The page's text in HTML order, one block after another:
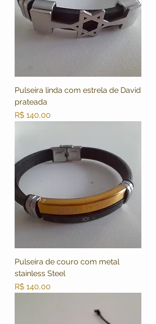
Pulseira linda com estrela de David
prateada
Preço
R$ 140,00
Pulseira de couro com metal
stainless Steel
Preço
R$ 140,00